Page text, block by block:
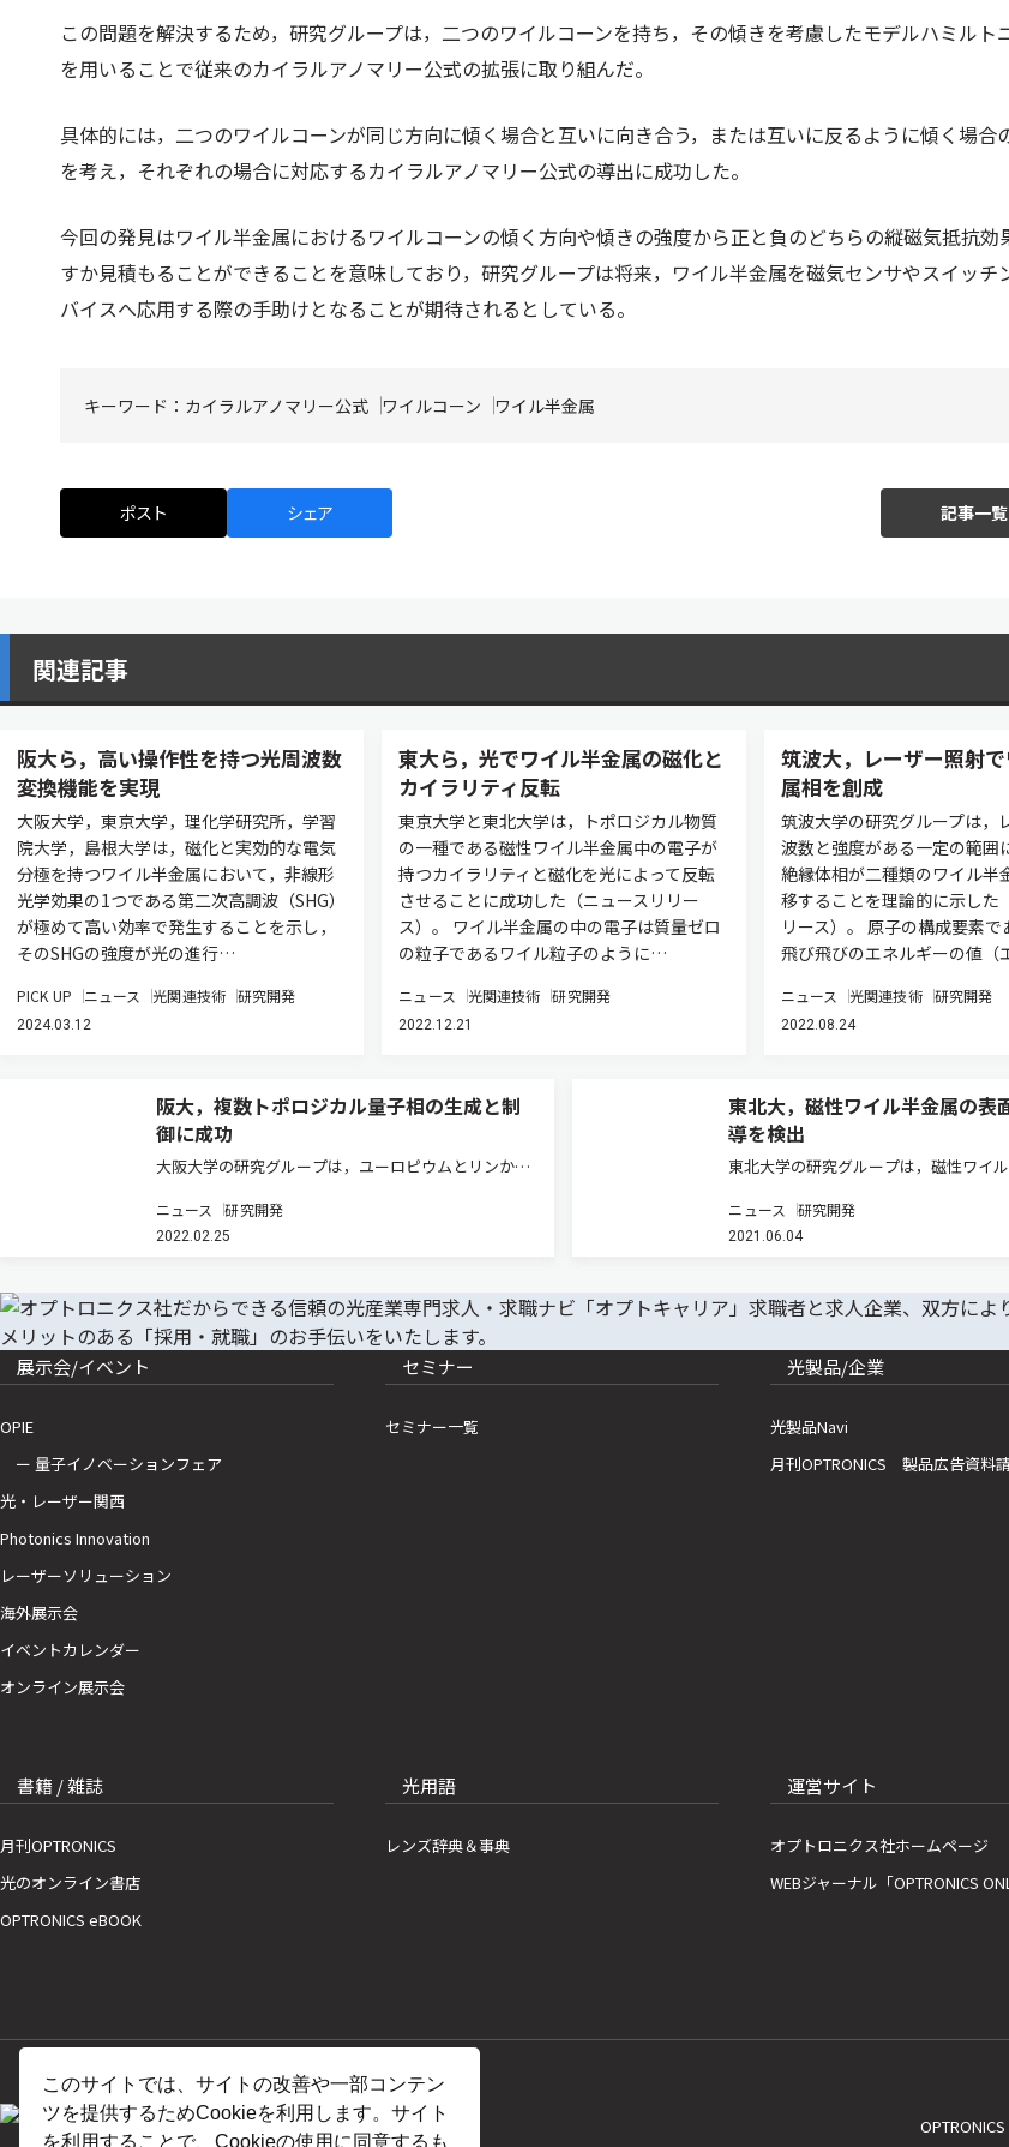
このサイトでは、サイトの改善や一部コンテン
ツを提供するためCookieを利用します。サイト
を利用することで、Cookieの使用に同意するも
この問題を解決するため，研究グループは，二つのワイルコーンを持ち，その傾きを考慮したモデルハミルト
を用いることで従来のカイラルアノマリー公式の拡張に取り組んだ。
具体的には，二つのワイルコーンが同じ方向に傾く場合と互いに向き合う，または互いに反るように傾く場合
を考え，それぞれの場合に対応するカイラルアノマリー公式の導出に成功した。
今回の発見はワイル半金属におけるワイルコーンの傾く方向や傾きの強度から正と負のどちらの縦磁気抵抗効
すか見積もることができることを意味しており，研究グループは将来，ワイル半金属を磁気センサやスイッチ
バイスへ応用する際の手助けとなることが期待されるとしている。
キーワード： カイラルアノマリー公式 ワイルコーン ワイル半金属
ポスト シェア 記事一覧
関連記事
阪大ら，高い操作性を持つ光周波数
変換機能を実現
大阪大学，東京大学，理化学研究所，学習
院大学，島根大学は，磁化と実効的な電気
分極を持つワイル半金属において，非線形
光学効果の1つである第二次高調波（SHG）
が極めて高い効率で発生することを示し，
そのSHGの強度が光の進行…
PICK UP ニュース 光関連技術 研究開発
2024.03.12
東大ら，光でワイル半金属の磁化と
カイラリティ反転
東京大学と東北大学は，トポロジカル物質
の一種である磁性ワイル半金属中の電子が
持つカイラリティと磁化を光によって反転
させることに成功した（ニュースリリー
ス）。 ワイル半金属の中の電子は質量ゼロ
の粒子であるワイル粒子のように…
ニュース 光関連技術 研究開発
2022.12.21
筑波大，レーザー照射
属相を創成
筑波大学の研究グループは，
波数と強度がある⼀定の範囲
絶縁体相が⼆種類のワイル半
移することを理論的に⽰した
リース）。 原⼦の構成要素で
⾶び⾶びのエネルギーの値
ニュース 光関連技術 研究開発
2022.08.24
阪大，複数トポロジカル量子相の生成と制
御に成功
大阪大学の研究グループは，ユーロピウムとリンから
の磁場による生成と制御に世界で初めて成功した（ニ
ュースリリース）。 最近注目を集めているトポロジカ
ニュース 研究開発
2022.02.25
東北大，磁性ワイル半金属の表
導を検出
東北大学の研究グループは，磁性ワイ
ワイル半金属状態における表面伝導の発
えるとともに，その金属的性質を明らか
ニュース 研究開発
2021.06.04
展示会/イベント
OPIE
ー 量子イノベーションフェア
光・レーザー関西
Photonics Innovation
レーザーソリューション
海外展示会
イベントカレンダー
オンライン展示会
セミナー
セミナー一覧
光製品/企業
光製品Navi
月刊OPTRONICS 製品広告資料
書籍 / 雑誌
月刊OPTRONICS
光のオンライン書店
OPTRONICS eBOOK
光用語
レンズ辞典＆事典
運営サイト
オプトロニクス社ホームページ
WEBジャーナル「OPTRONICS